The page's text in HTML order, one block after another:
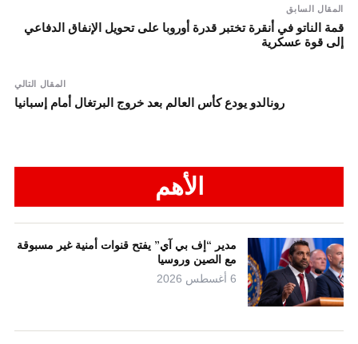
المقال السابق
قمة الناتو في أنقرة تختبر قدرة أوروبا على تحويل الإنفاق الدفاعي
إلى قوة عسكرية
المقال التالي
رونالدو يودع كأس العالم بعد خروج البرتغال أمام إسبانيا
الأهم
مدير “إف بي آي” يفتح قنوات أمنية غير مسبوقة
مع الصين وروسيا
6 أغسطس 2026